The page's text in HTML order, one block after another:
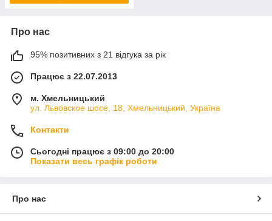
Про нас
95% позитивних з 21 відгука за рік
Працює з 22.07.2013
м. Хмельницький
ул. Львовское шосе, 18, Хмельницький, Україна
Контакти
Сьогодні працює з 09:00 до 20:00
Показати весь графік роботи
Про нас